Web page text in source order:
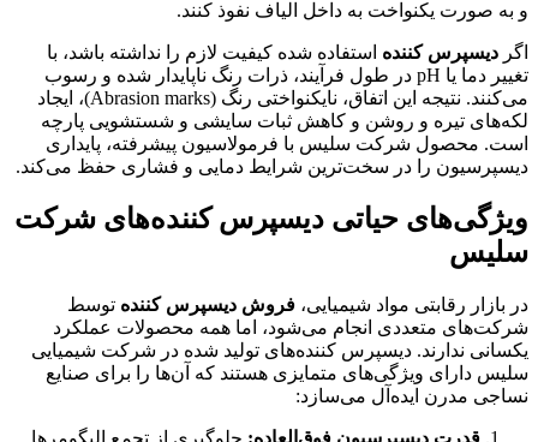
و به صورت یکنواخت به داخل الیاف نفوذ کنند.
اگر دیسپرس کننده استفاده شده کیفیت لازم را نداشته باشد، با
تغییر دما یا pH در طول فرآیند، ذرات رنگ ناپایدار شده و رسوب
می‌کنند. نتیجه این اتفاق، نایکنواختی رنگ (Abrasion marks)، ایجاد
لکه‌های تیره و روشن و کاهش ثبات سایشی و شستشویی پارچه
است. محصول شرکت سلیس با فرمولاسیون پیشرفته، پایداری
دیسپرسیون را در سخت‌ترین شرایط دمایی و فشاری حفظ می‌کند.
ویژگی‌های حیاتی دیسپرس کننده‌های شرکت
سلیس
در بازار رقابتی مواد شیمیایی، فروش دیسپرس کننده توسط
شرکت‌های متعددی انجام می‌شود، اما همه محصولات عملکرد
یکسانی ندارند. دیسپرس کننده‌های تولید شده در شرکت شیمیایی
سلیس دارای ویژگی‌های متمایزی هستند که آن‌ها را برای صنایع
نساجی مدرن ایده‌آل می‌سازد:
قدرت دیسپرسیون فوق‌العاده: جلوگیری از تجمع الیگومرها